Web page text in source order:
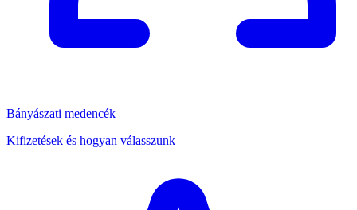
Bányászati medencék
Kifizetések és hogyan válasszunk